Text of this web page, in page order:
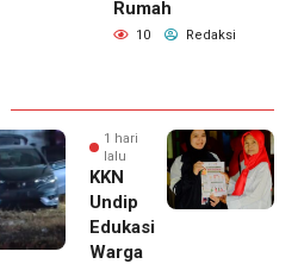
Rumah
10 Redaksi
1 hari
lalu
KKN
Undip
Edukasi
Warga